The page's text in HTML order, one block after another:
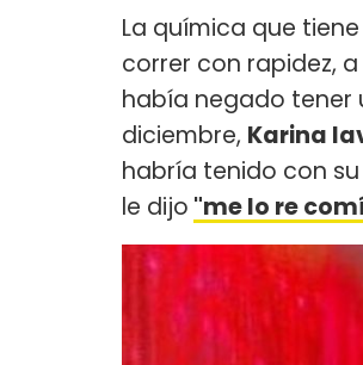
La química que
correr con rapidez,
había negado tener
diciembre, Karina
habría tenido con
le dijo "me lo re